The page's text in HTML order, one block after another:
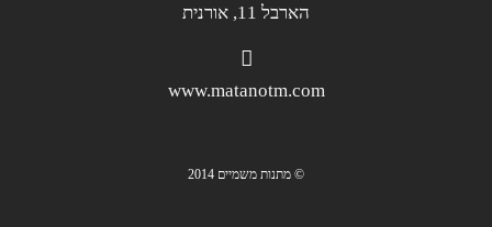
הארבל 11, אורנית
www.matanotm.com
© מתנות משמיים 2014